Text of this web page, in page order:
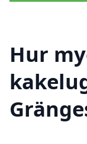
Hur